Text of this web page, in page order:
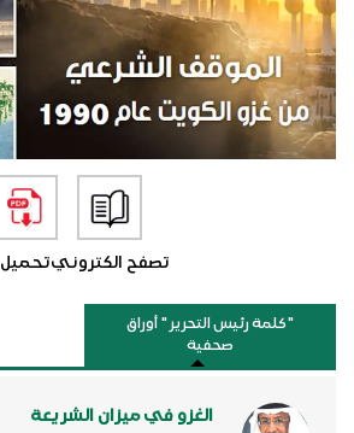
تصفح الكترونيتحميل
"كلمة رئيس التحرير " أوراق
صحفية
الغزو في ميزان الشريعة